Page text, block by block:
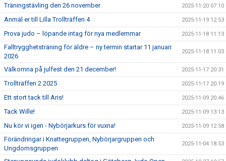
Träningstävling den 26 november 2025-11-20 07:10
Anmäl er till Lilla Trollträffen 4 2025-11-19 12:53
Prova judo – löpande intag för nya medlemmar 2025-11-18 11:13
Falltrygghetsträning för äldre – ny termin startar 11 januari
2026
2025-11-18 11:03
Välkomna på julfest den 21 december! 2025-11-17 20:31
Trollträffen 2 2025 2025-11-17 20:19
Ett stort tack till Aris! 2025-11-09 20:46
Tack Wille! 2025-11-09 13:13
Nu kör vi igen - Nybörjarkurs för vuxna! 2025-11-09 12:58
Förändringar i Knattegruppen, Nybörjargruppen och
Ungdomsgruppen
2025-11-04 18:53